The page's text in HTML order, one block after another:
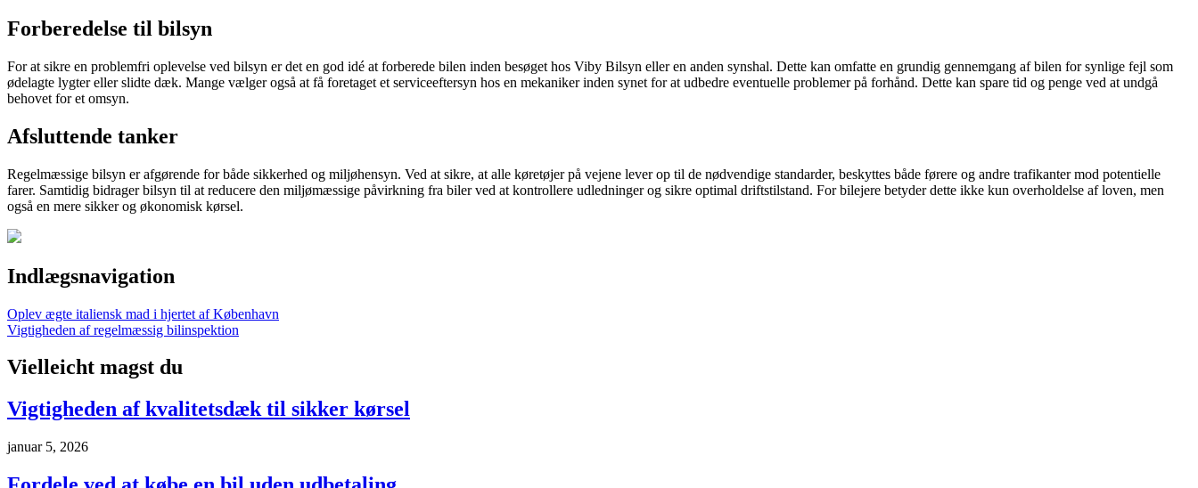
Forberedelse til bilsyn
For at sikre en problemfri oplevelse ved bilsyn er det en god idé at forberede bilen inden besøget hos Viby Bilsyn eller en anden synshal. Dette kan omfatte en grundig gennemgang af bilen for synlige fejl som
ødelagte lygter eller slidte dæk. Mange vælger også at få foretaget et serviceeftersyn hos en mekaniker inden synet for at udbedre eventuelle problemer på forhånd. Dette kan spare tid og penge ved at undgå
behovet for et omsyn.
Afsluttende tanker
Regelmæssige bilsyn er afgørende for både sikkerhed og miljøhensyn. Ved at sikre, at alle køretøjer på vejene lever op til de nødvendige standarder, beskyttes både førere og andre trafikanter mod potentielle
farer. Samtidig bidrager bilsyn til at reducere den miljømæssige påvirkning fra biler ved at kontrollere udledninger og sikre optimal driftstilstand. For bilejere betyder dette ikke kun overholdelse af loven, men
også en mere sikker og økonomisk kørsel.
Indlægsnavigation
Oplev ægte italiensk mad i hjertet af København
Vigtigheden af regelmæssig bilinspektion
Vielleicht magst du
Vigtigheden af kvalitetsdæk til sikker kørsel
januar 5, 2026